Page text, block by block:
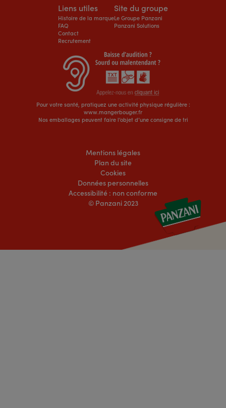
Liens utiles
Histoire de la marque
FAQ
Contact
Recrutement
Site du groupe
Le Groupe Panzani
Panzani Solutions
Pour votre santé, pratiquez une activité physique régulière :
www.mangerbouger.fr
Nos emballages peuvent faire l’objet d’une consigne de tri
Mentions légales
Plan du site
Cookies
Données personnelles
Accessibilité : non conforme
© Panzani 2023